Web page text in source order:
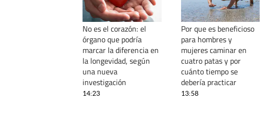
No es el corazón: el
órgano que podría
marcar la diferencia en
la longevidad, según
una nueva
investigación
14:23
Por que es beneficioso
para hombres y
mujeres caminar en
cuatro patas y por
cuánto tiempo se
debería practicar
13:58